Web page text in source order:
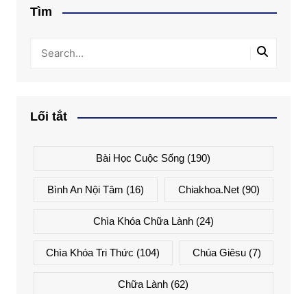
Tìm
Lối tắt
Bài Học Cuộc Sống (190)
Bình An Nội Tâm (16) Chiakhoa.net (90)
Chìa Khóa Chữa Lành(24)
Chìa Khóa Tri Thức (104) Chúa Giêsu(7)
Chữa Lành (62)